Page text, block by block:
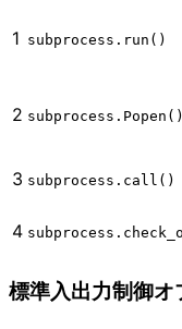
1 subprocess.run()
2 subprocess.Popen()
3 subprocess.call()
4
標準入出力制御オ